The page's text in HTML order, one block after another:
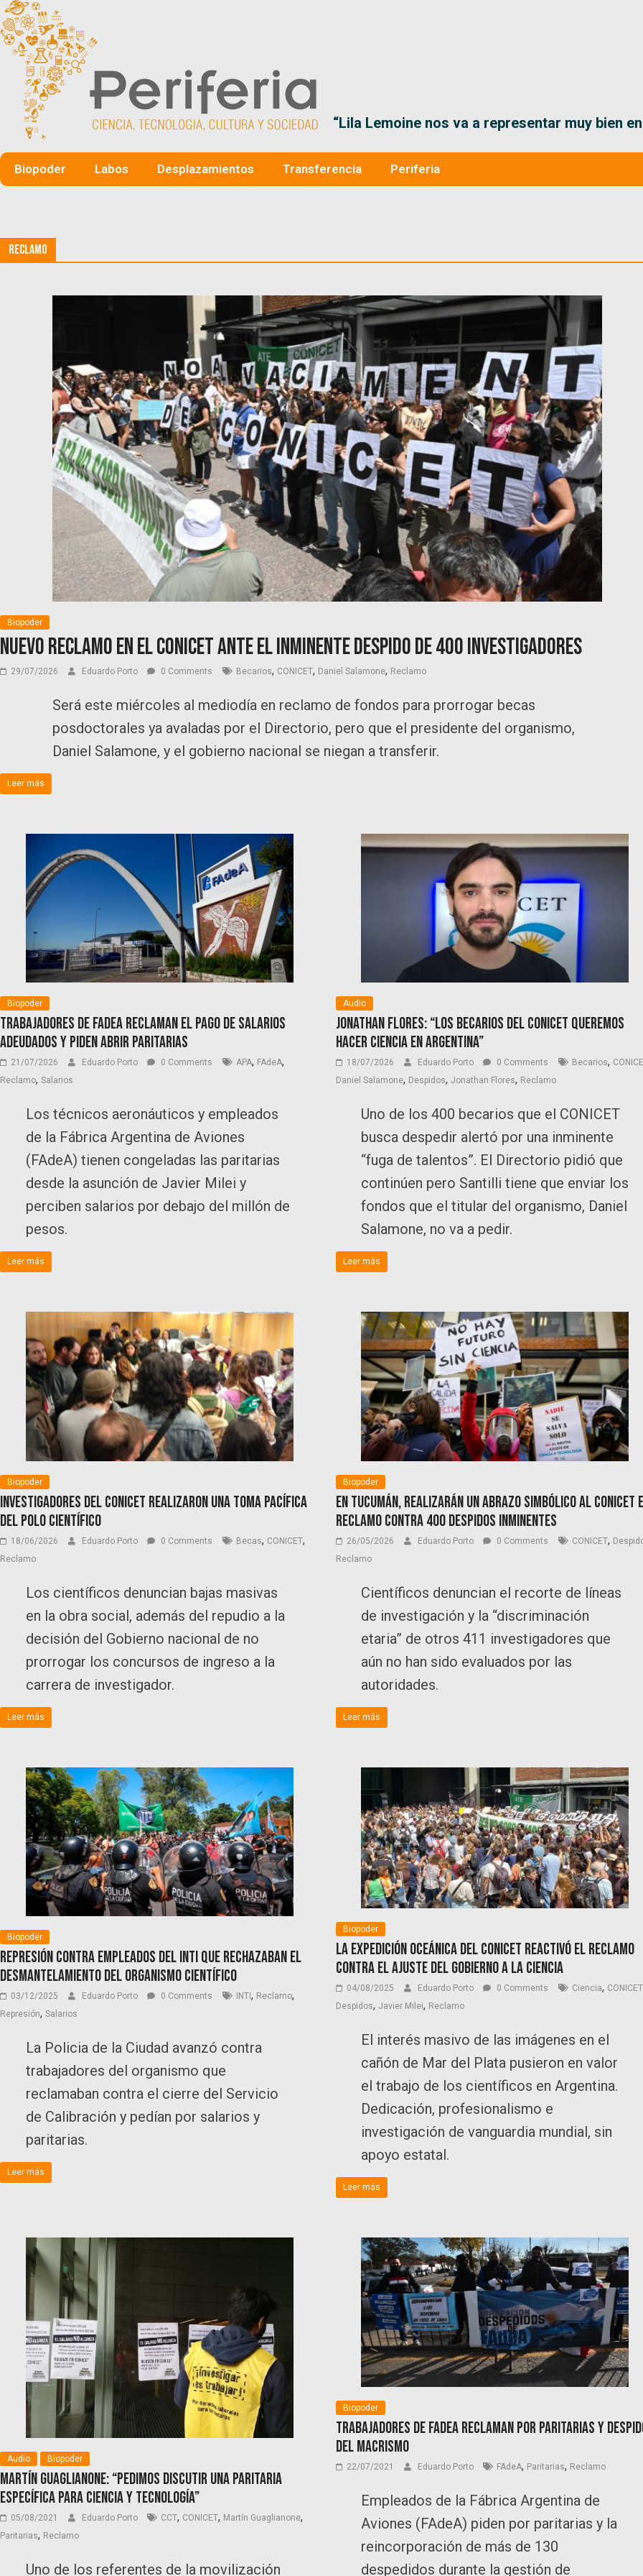
“Lila Lemoine nos va a representar muy bien
Biopoder Labos Desplazamientos Transferencia Periferia
Reclamo
Biopoder
Nuevo reclamo en el CONICET ante el inminente despido de 400 investigadores
29/07/2026 Eduardo Porto 0 Comments Becarios, CONICET, Daniel Salamone, Reclamo
Será este miércoles al mediodía en reclamo de fondos para prorrogar becas
posdoctorales ya avaladas por el Directorio, pero que el presidente del organismo,
Daniel Salamone, y el gobierno nacional se niegan a transferir.
Leer más
Biopoder
Trabajadores de FAdeA reclaman el pago de salarios
adeudados y piden abrir paritarias
21/07/2026 Eduardo Porto 0 Comments APA, FAdeA,
Reclamo, Salarios
Los técnicos aeronáuticos y empleados
de la Fábrica Argentina de Aviones
(FAdeA) tienen congeladas las paritarias
desde la asunción de Javier Milei y
perciben salarios por debajo del millón de
pesos.
Leer más
Audio
Jonathan Flores: “Los becarios del CONICET queremos
hacer ciencia en Argentina”
18/07/2026 Eduardo Porto 0 Comments Becarios,
Daniel Salamone, Despidos, Jonathan Flores, Reclamo
Uno de los 400 becarios que el CONICET
busca despedir alertó por una inminente
“fuga de talentos”. El Directorio pidió que
continúen pero Santilli tiene que enviar los
fondos que el titular del organismo, Daniel
Salamone, no va a pedir.
Leer más
Biopoder
Investigadores del Conicet realizaron una toma pacífica
del Polo Científico
18/06/2026 Eduardo Porto 0 Comments Becas, CONICET,
Reclamo
Los científicos denuncian bajas masivas
en la obra social, además del repudio a la
decisión del Gobierno nacional de no
prorrogar los concursos de ingreso a la
carrera de investigador.
Leer más
Biopoder
En Tucumán, realizarán un abrazo simbólico al CONICET
reclamo contra 400 despidos inminentes
26/05/2026 Eduardo Porto 0 Comments CONICET,
Reclamo
Científicos denuncian el recorte de líneas
de investigación y la “discriminación
etaria” de otros 411 investigadores que
aún no han sido evaluados por las
autoridades.
Leer más
Biopoder
Represión contra empleados del INTI que rechazaban el
desmantelamiento del organismo científico
03/12/2025 Eduardo Porto 0 Comments INTI , Reclamo,
Represión, Salarios
La Policia de la Ciudad avanzó contra
trabajadores del organismo que
reclamaban contra el cierre del Servicio
de Calibración y pedían por salarios y
paritarias.
Leer más
Biopoder
La expedición oceánica del CONICET reactivó el reclamo
contra el ajuste del Gobierno a la ciencia
04/08/2025 Eduardo Porto 0 Comments Ciencia, CONICET
Despidos, Javier Milei, Reclamo
El interés masivo de las imágenes en el
cañón de Mar del Plata pusieron en valor
el trabajo de los científicos en Argentina.
Dedicación, profesionalismo e
investigación de vanguardia mundial, sin
apoyo estatal.
Leer más
Audio Biopoder
Martín Guaglianone: “Pedimos discutir una paritaria
específica para Ciencia y Tecnología”
05/08/2021 Eduardo Porto CCT, CONICET, Martín Guaglianone,
Paritarias, Reclamo
Uno de los referentes de la movilización
Biopoder
Trabajadores de FAdeA reclaman por paritarias y
del macrismo
22/07/2021 Eduardo Porto FAdeA, Paritarias, Reclamo
Empleados de la Fábrica Argentina de
Aviones (FAdeA) piden por paritarias y la
reincorporación de más de 130
despedidos durante la gestión de